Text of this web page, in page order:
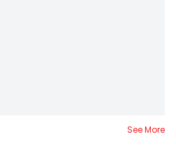
See More